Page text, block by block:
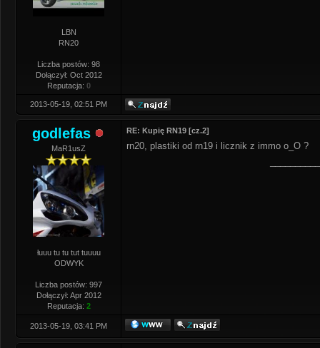
LBN
RN20
Liczba postów: 98
Dołączył: Oct 2012
Reputacja: 0
2013-05-19, 02:51 PM
godlefas
MaR1usZ
łuuu tu tu tut tuuuu
ODWYK
Liczba postów: 997
Dołączył: Apr 2012
Reputacja: 2
RE: Kupię RN19 [cz.2]
rn20, plastiki od rn19 i licznik z immo o_O ?
2013-05-19, 03:41 PM